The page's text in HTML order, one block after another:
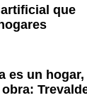
que
es un hogar,